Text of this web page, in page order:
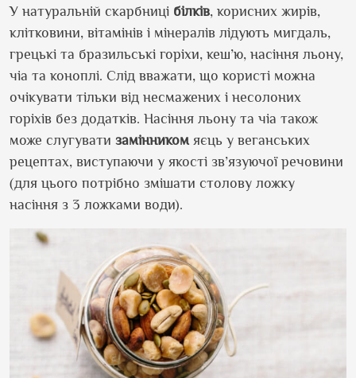
У натуральній скарбниці білків, корисних жирів,
клітковини, вітамінів і мінералів лідують мигдаль,
грецькі та бразильські горіхи, кеш’ю, насіння льону,
чіа та коноплі. Слід вважати, що користі можна
очікувати тільки від несмажених і несолоних
горіхів без додатків. Насіння льону та чіа також
може слугувати замінником яєць у веганських
рецептах, виступаючи у якості зв’язуючої речовини
(для цього потрібно змішати столову ложку
насіння з 3 ложками води).